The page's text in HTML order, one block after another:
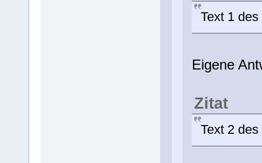
Text 1
Eigene
Zitat
Text 2